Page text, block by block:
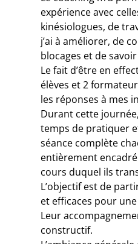
expérience avec
kinésiologues, de
j’ai à améliorer, de
blocages et de
Le fait d’être en
élèves et 2
les réponses à mes
Durant cette
temps de pratiquer
séance complète
entièrement
cours duquel ils
L’objectif est de
et efficaces pour
Leur
constructif.